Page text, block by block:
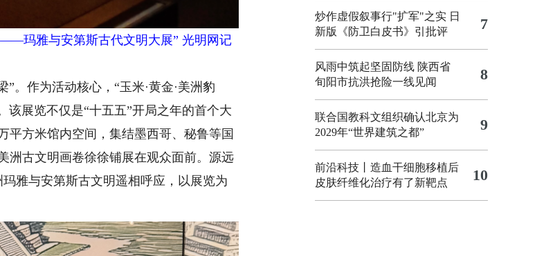
——玛雅与安第斯古代文明大展” 光明网记
作为活动核心，“玉米·黄金·美洲豹
展览不仅是“十五五”开局之年的首个大
平方米馆内空间，集结墨西哥、秘鲁等国
洲古文明画卷徐徐铺展在观众面前。源远
雅与安第斯古文明遥相呼应，以展览为
炒作虚假叙事行"扩军"之实 日
新版《防卫白皮书》引批评
7
风雨中筑起坚固防线 陕西省
旬阳市抗洪抢险一线见闻
8
联合国教科文组织确认北京为
2029年“世界建筑之都”
9
前沿科技丨造血干细胞移植后
皮肤纤维化治疗有了新靶点
10